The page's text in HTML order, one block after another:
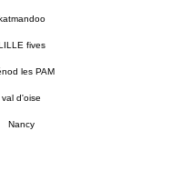
fives
les PAM
val d'oise
Nancy